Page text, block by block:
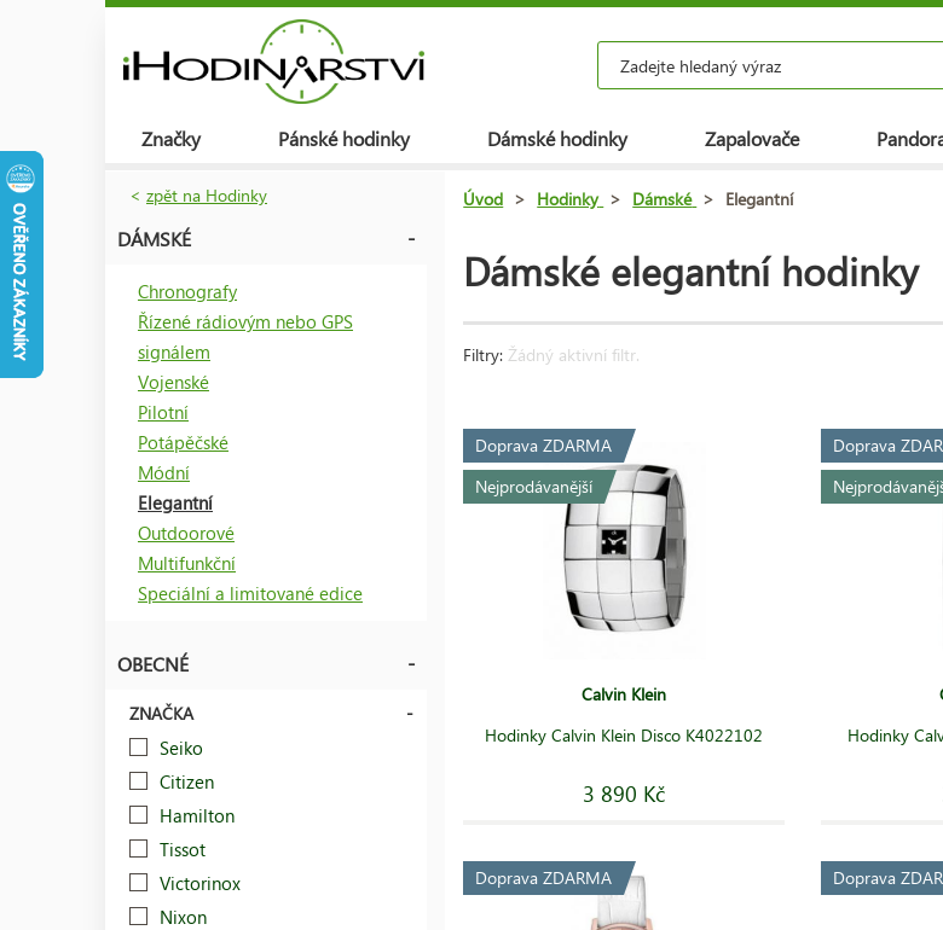
Značky Pánské hodinky Dámské hodinky Zapalovače
< zpět na Hodinky
DÁMSKÉ
Chronografy
Řízené rádiovým nebo GPS
signálem
Vojenské
Pilotní
Potápěčské
Módní
Elegantní
Outdoorové
Multifunkční
Speciální a limitované edice
OBECNÉ
ZNAČKA
Seiko
Citizen
Hamilton
Tissot
Victorinox
Nixon
Úvod > Hodinky > Dámské > Elegantní
Dámské elegantní hodinky
Filtry: Žádný aktivní filtr.
Doprava ZDARMA
Nejprodávanější
Calvin Klein
Hodinky Calvin Klein Disco K4022102
3 890 Kč
Doprava
Hodinky
Doprava ZDARMA Doprava